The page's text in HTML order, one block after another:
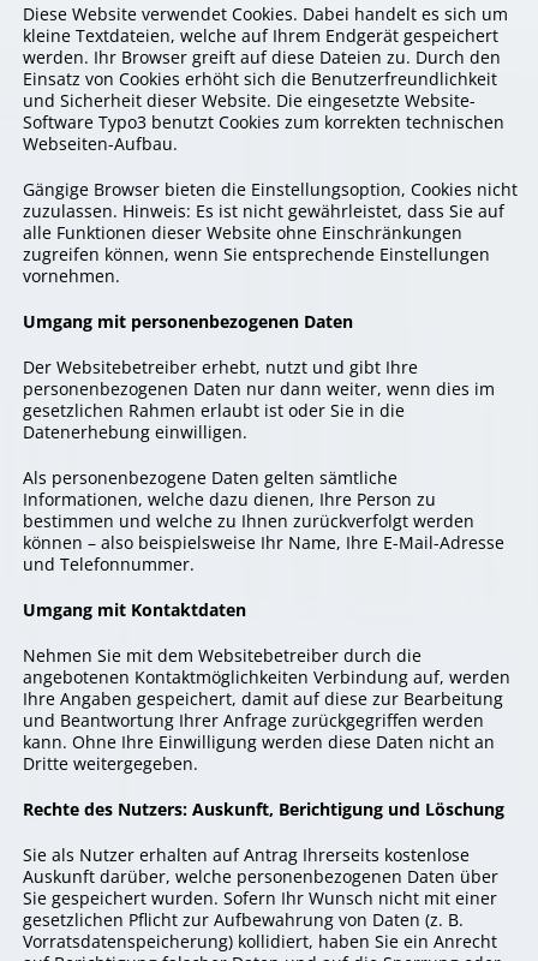
Diese Website verwendet Cookies. Dabei handelt es sich um
kleine Textdateien, welche auf Ihrem Endgerät gespeichert
werden. Ihr Browser greift auf diese Dateien zu. Durch den
Einsatz von Cookies erhöht sich die Benutzerfreundlichkeit
und Sicherheit dieser Website. Die eingesetzte Website-
Software Typo3 benutzt Cookies zum korrekten technischen
Webseiten-Aufbau.
Gängige Browser bieten die Einstellungsoption, Cookies nicht
zuzulassen. Hinweis: Es ist nicht gewährleistet, dass Sie auf
alle Funktionen dieser Website ohne Einschränkungen
zugreifen können, wenn Sie entsprechende Einstellungen
vornehmen.
Umgang mit personenbezogenen Daten
Der Websitebetreiber erhebt, nutzt und gibt Ihre
personenbezogenen Daten nur dann weiter, wenn dies im
gesetzlichen Rahmen erlaubt ist oder Sie in die
Datenerhebung einwilligen.
Als personenbezogene Daten gelten sämtliche
Informationen, welche dazu dienen, Ihre Person zu
bestimmen und welche zu Ihnen zurückverfolgt werden
können – also beispielsweise Ihr Name, Ihre E-Mail-Adresse
und Telefonnummer.
Umgang mit Kontaktdaten
Nehmen Sie mit dem Websitebetreiber durch die
angebotenen Kontaktmöglichkeiten Verbindung auf, werden
Ihre Angaben gespeichert, damit auf diese zur Bearbeitung
und Beantwortung Ihrer Anfrage zurückgegriffen werden
kann. Ohne Ihre Einwilligung werden diese Daten nicht an
Dritte weitergegeben.
Rechte des Nutzers: Auskunft, Berichtigung und Löschung
Sie als Nutzer erhalten auf Antrag Ihrerseits kostenlose
Auskunft darüber, welche personenbezogenen Daten über
Sie gespeichert wurden. Sofern Ihr Wunsch nicht mit einer
gesetzlichen Pflicht zur Aufbewahrung von Daten (z. B.
Vorratsdatenspeicherung) kollidiert, haben Sie ein Anrecht